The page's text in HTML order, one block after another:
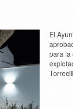
El
para la